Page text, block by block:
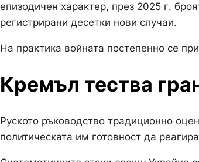
епизодичен характер, през 2025 г.
регистрирани десетки нови случаи.
На практика войната постепенно се
Кремъл тества
Руското ръководство традиционно
политическата им готовност да